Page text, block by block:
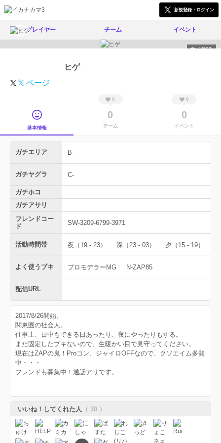
新規登録・ログイン
プレイヤー チーム イベント
1801
ヒゲ
𝕏 ページ
基本情報
0
0
チーム
0
0
イベント
ガチエリア B-
ガチヤグラ C-
ガチホコ
ガチアサリ
フレンドコー
ド
SW-3209-6799-3971
活動時間帯 夜（19 - 23） 深（23 - 03） 夕（15 - 19）
よく使うブキ プロモデラーMG N-ZAP85
配信URL
2017/8/26開始。
関東圏の社会人。
仕事上、日中もできる日あったり、夜にやったりもする。
まだ固定したブキないので、生暖かい目で見守ってください。
現在はZAPの鬼！Proコン、ジャイロOFFなので、クソエイム多発
中・・・
フレンドも募集中！通話アリです。
いいね！してくれた人 （ 30 ）